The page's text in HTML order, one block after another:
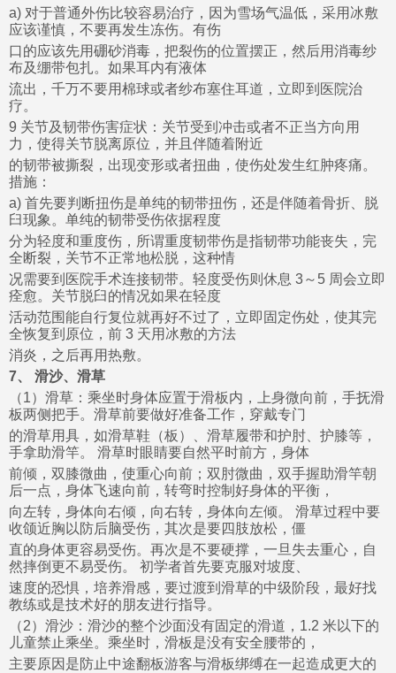
a) 对于普通外伤比较容易治疗，因为雪场气温低，采用冰敷
应该谨慎，不要再发生冻伤。有伤
口的应该先用硼砂消毒，把裂伤的位置摆正，然后用消毒纱
布及绷带包扎。如果耳内有液体
流出，千万不要用棉球或者纱布塞住耳道，立即到医院治
疗。
9 关节及韧带伤害症状：关节受到冲击或者不正当方向用
力，使得关节脱离原位，并且伴随着附近
的韧带被撕裂，出现变形或者扭曲，使伤处发生红肿疼痛。
措施：
a) 首先要判断扭伤是单纯的韧带扭伤，还是伴随着骨折、脱
臼现象。单纯的韧带受伤依据程度
分为轻度和重度伤，所谓重度韧带伤是指韧带功能丧失，完
全断裂，关节不正常地松脱，这种情
况需要到医院手术连接韧带。轻度受伤则休息 3～5 周会立即
痊愈。关节脱臼的情况如果在轻度
活动范围能自行复位就再好不过了，立即固定伤处，使其完
全恢复到原位，前 3 天用冰敷的方法
消炎，之后再用热敷。
7、 滑沙、滑草
（1）滑草：乘坐时身体应置于滑板内，上身微向前，手抚滑
板两侧把手。滑草前要做好准备工作，穿戴专门
的滑草用具，如滑草鞋（板）、滑草履带和护肘、护膝等，
手拿助滑竿。 滑草时眼睛要自然平时前方，身体
前倾，双膝微曲，使重心向前；双肘微曲，双手握助滑竿朝
后一点，身体飞速向前，转弯时控制好身体的平衡，
向左转，身体向右倾，向右转，身体向左倾。 滑草过程中要
收颌近胸以防后脑受伤，其次是要四肢放松，僵
直的身体更容易受伤。再次是不要硬撑，一旦失去重心，自
然摔倒更不易受伤。 初学者首先要克服对坡度、
速度的恐惧，培养滑感，要过渡到滑草的中级阶段，最好找
教练或是技术好的朋友进行指导。
（2）滑沙：滑沙的整个沙面没有固定的滑道，1.2 米以下的
儿童禁止乘坐。乘坐时，滑板是没有安全腰带的，
主要原因是防止中途翻板游客与滑板绑缚在一起造成更大的